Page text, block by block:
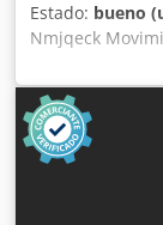
Estado: bueno
Nmjqeck
eje Y: 400 mm
Ancho de la
principal: 380 V
Refrigeración
2000 mm